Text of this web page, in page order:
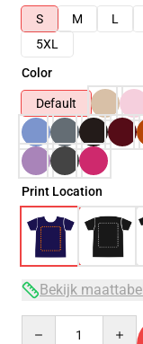
S
M L
5XL
Color
Default
Print Location
Bekijk